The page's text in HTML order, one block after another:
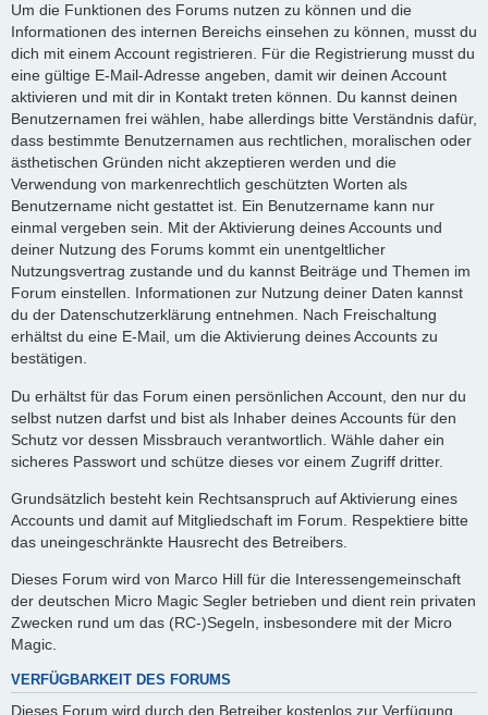
Um die Funktionen des Forums nutzen zu können und die
Informationen des internen Bereichs einsehen zu können, musst du
dich mit einem Account registrieren. Für die Registrierung musst du
eine gültige E-Mail-Adresse angeben, damit wir deinen Account
aktivieren und mit dir in Kontakt treten können. Du kannst deinen
Benutzernamen frei wählen, habe allerdings bitte Verständnis dafür,
dass bestimmte Benutzernamen aus rechtlichen, moralischen oder
ästhetischen Gründen nicht akzeptieren werden und die
Verwendung von markenrechtlich geschützten Worten als
Benutzername nicht gestattet ist. Ein Benutzername kann nur
einmal vergeben sein. Mit der Aktivierung deines Accounts und
deiner Nutzung des Forums kommt ein unentgeltlicher
Nutzungsvertrag zustande und du kannst Beiträge und Themen im
Forum einstellen. Informationen zur Nutzung deiner Daten kannst
du der Datenschutzerklärung entnehmen. Nach Freischaltung
erhältst du eine E-Mail, um die Aktivierung deines Accounts zu
bestätigen.
Du erhältst für das Forum einen persönlichen Account, den nur du
selbst nutzen darfst und bist als Inhaber deines Accounts für den
Schutz vor dessen Missbrauch verantwortlich. Wähle daher ein
sicheres Passwort und schütze dieses vor einem Zugriff dritter.
Grundsätzlich besteht kein Rechtsanspruch auf Aktivierung eines
Accounts und damit auf Mitgliedschaft im Forum. Respektiere bitte
das uneingeschränkte Hausrecht des Betreibers.
Dieses Forum wird von Marco Hill für die Interessengemeinschaft
der deutschen Micro Magic Segler betrieben und dient rein privaten
Zwecken rund um das (RC-)Segeln, insbesondere mit der Micro
Magic.
VERFÜGBARKEIT DES FORUMS
Dieses Forum wird durch den Betreiber kostenlos zur Verfügung